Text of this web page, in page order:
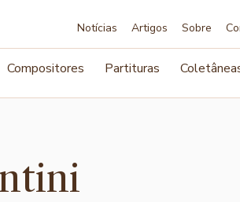
Notícias Artigos Sobre
Compositores Partituras